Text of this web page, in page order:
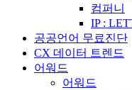
컴퍼니
IP :
공공언어 무료진단
CX 데이터 트렌드
어워드
어워드